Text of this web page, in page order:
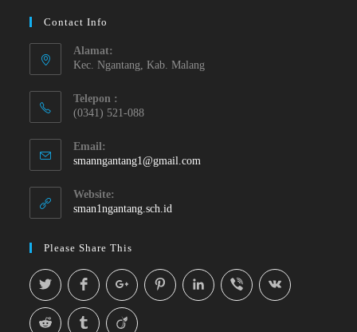
Contact Info
Alamat:
Kec. Ngantang, Kab. Malang
Telepon :
(0341) 521-088
Email:
smanngantang1@gmail.com
Website:
sman1ngantang.sch.id
Please Share This